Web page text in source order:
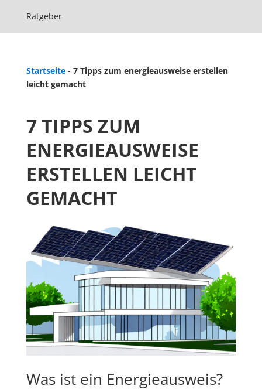
Ratgeber
Startseite- 7 Tipps zum energieausweise erstellen
leicht gemacht
7 TIPPS ZUM
ENERGIEAUSWEISE
ERSTELLEN LEICHT
GEMACHT
Was ist ein Energieausweis?